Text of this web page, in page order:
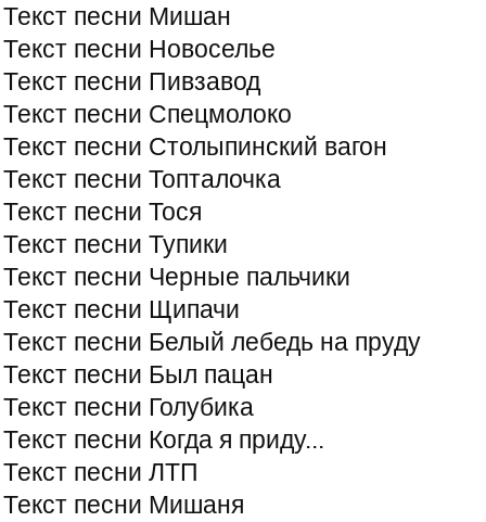
Текст песни Мишан
Текст песни Новоселье
Текст песни Пивзавод
Текст песни Спецмолоко
Текст песни Столыпинский вагон
Текст песни Топталочка
Текст песни Тося
Текст песни Тупики
Текст песни Черные пальчики
Текст песни Щипачи
Текст песни Белый лебедь на пруду
Текст песни Был пацан
Текст песни Голубика
Текст песни Когда я приду...
Текст песни ЛТП
Текст песни Мишаня